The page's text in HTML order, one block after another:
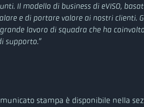
Il modello di business di eVISO,
e di portare valore ai nostri clienti.
lavoro di squadra che ha
supporto.”
stampa è disponibile nella